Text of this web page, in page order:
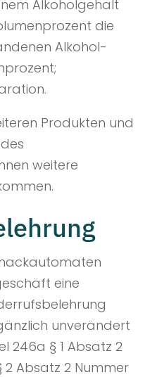
Alkoholgehalt
die
Alkohol­
Produkten und
weitere
eine
unverändert
246a § 1 Absatz 2
2 Absatz 2 Nummer